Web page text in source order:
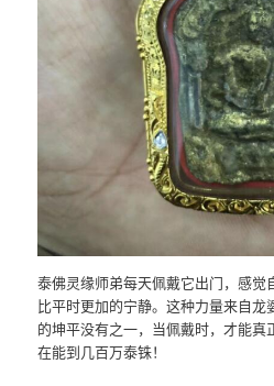
泰佛灵缘师弟每天佩戴它出门，感觉
比平时更加的宁静。这种力量来自龙
的坤平没有之一，当佩戴时，才能
在能到几百万泰铢！